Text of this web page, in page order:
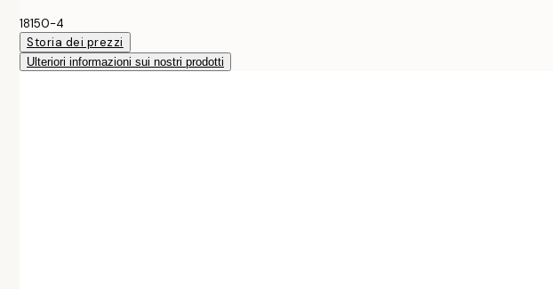
18150-4
Storia dei prezzi
Ulteriori informazioni sui nostri prodotti